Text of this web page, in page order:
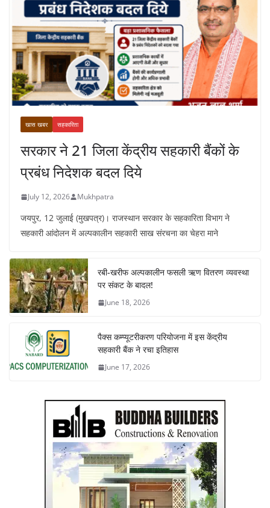
खास खबर सहकारिता
सरकार ने 21 जिला केंद्रीय सहकारी बैंकों के
प्रबंध निदेशक बदल दिये
July 12, 2026 Mukhpatra
जयपुर, 12 जुलाई (मुखपत्र)। राजस्थान सरकार के सहकारिता विभाग ने
सहकारी आंदोलन में अल्पकालीन सहकारी साख संरचना का चेहरा माने
रबी-खरीफ अल्पकालीन फसली ऋण वितरण व्यवस्था
पर संकट के बादल!
June 18, 2026
पैक्स कम्प्यूटरीकरण परियोजना में इस केंद्रीय
सहकारी बैंक ने रचा इतिहास
June 17, 2026